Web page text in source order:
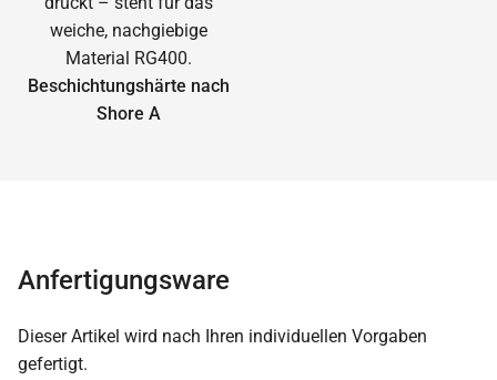
Beschichtungshärte nach
Shore A
Anfertigungsware
Dieser Artikel wird nach Ihren individuellen Vorgaben
gefertigt.